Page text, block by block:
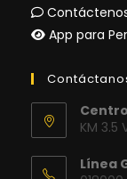
App para
KM 3.5
Línea